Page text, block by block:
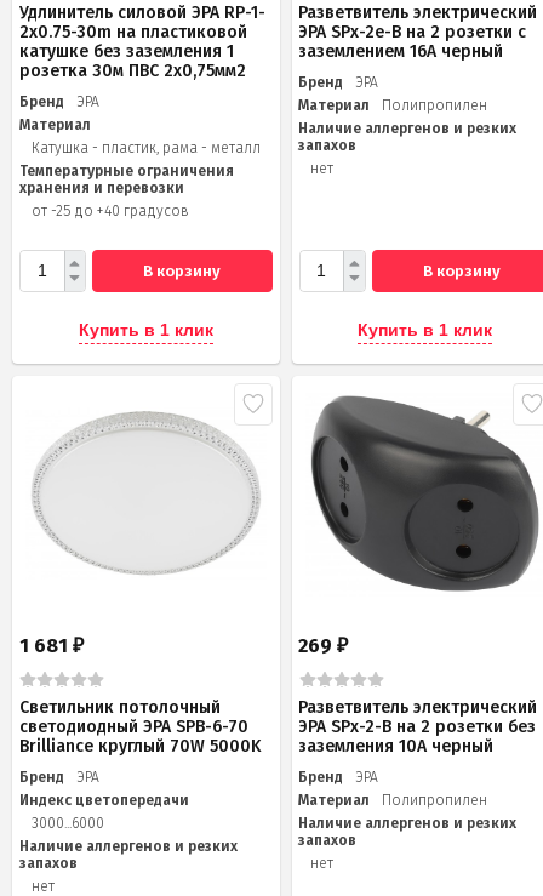
Удлинитель силовой ЭРА RP-1-
2x0.75-30m на пластиковой
катушке без заземления 1
розетка 30м ПВС 2х0,75мм2
Бренд
ЭРА
Материал
Катушка - пластик, рама - металл
Температурные ограничения
хранения и перевозки
от -25 до +40 градусов
В корзину
Купить в 1 клик
Разветвитель электрический
ЭРА SPx-2e-B на 2 розетки с
заземлением 16А черный
Бренд
ЭРА
Материал
Полипропилен
Наличие аллергенов и резких
запахов
нет
В корзину
Купить в 1 клик
1 681 ₽
Светильник потолочный
светодиодный ЭРА SPB-6-70
Brilliance круглый 70W 5000K
Бренд
ЭРА
Индекс цветопередачи
3000...6000
Наличие аллергенов и резких
запахов
нет
269₽
Разветвитель электрический
ЭРА SPx-2-B на 2 розетки без
заземления 10А черный
Бренд
ЭРА
Материал
Полипропилен
Наличие аллергенов и резких
запахов
нет